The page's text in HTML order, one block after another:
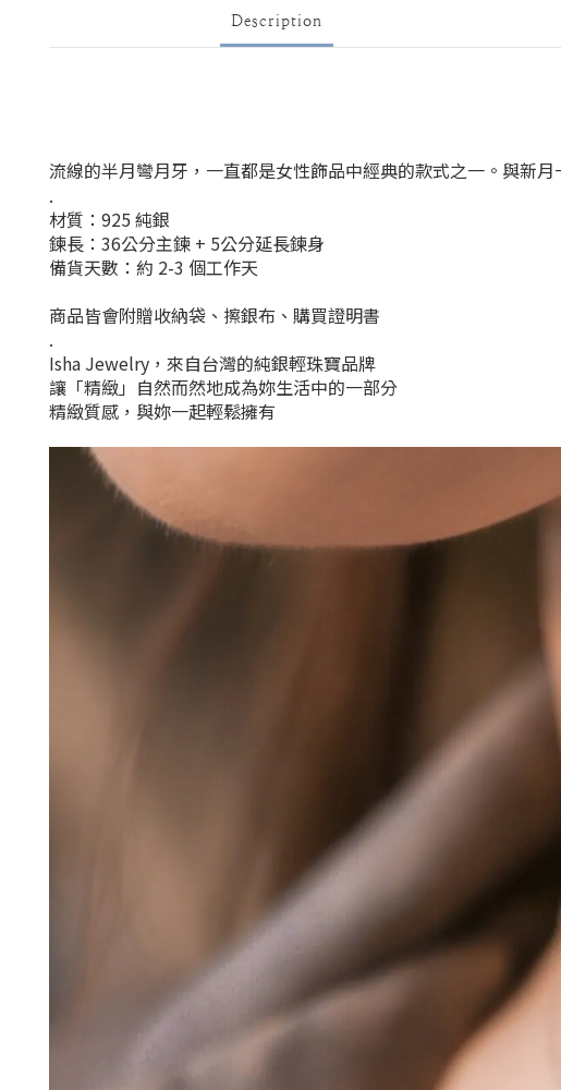
Description
流線的半月彎月牙，一直都是女性飾品中經典的款式之一。與新
.
材質：925 純銀
鍊長：36公分主鍊 + 5公分延長鍊身
備貨天數：約 2-3 個工作天
商品皆會附贈收納袋、擦銀布、購買證明書
.
Isha Jewelry，來自台灣的純銀輕珠寶品牌
讓「精緻」自然而然地成為妳生活中的一部分
精緻質感，與妳一起輕鬆擁有